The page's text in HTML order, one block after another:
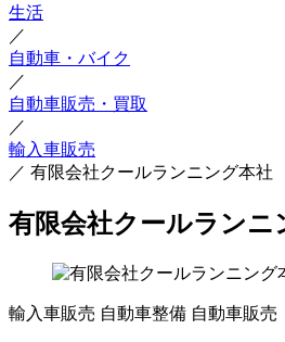
生活
／
自動車・バイク
／
自動車販売・買取
／
輸入車販売
／ 有限会社クールランニング本社
有限会社クールランニ
輸入車販売 自動車整備 自動車販売